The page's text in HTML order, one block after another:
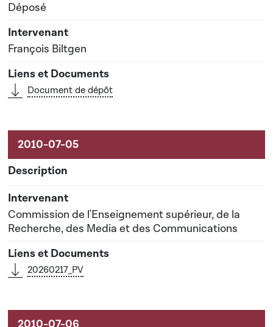
Déposé
François Biltgen
Document de dépôt
Commission de l'Enseignement supérieur, de la
Recherche, des Media et des Communications
20260217_PV